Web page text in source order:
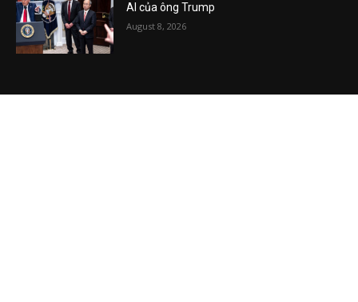
AI của ông Trump
August 8, 2026